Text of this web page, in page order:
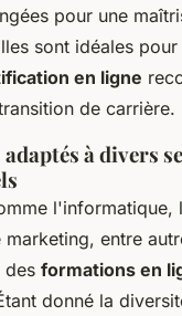
pour une
sont idéales pour
en ligne
de carrière.
à divers
l'informatique,
marketing, entre
des formations en
donné la